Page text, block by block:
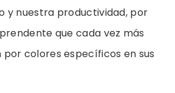
y nuestra productividad, por
que cada vez más
colores específicos en sus